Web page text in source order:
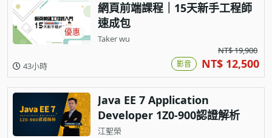
優惠
網頁前端課程｜15天新手工程師
速成包
Taker wu
43小時
NT$ 19,900
影音 NT$ 12,500
Java EE 7 Application
Developer 1Z0-900認證解析
江聖榮